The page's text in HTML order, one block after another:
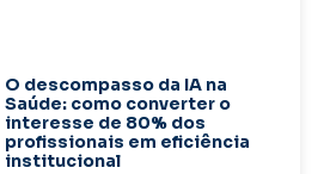
O descompasso da IA na
Saúde: como converter o
interesse de 80% dos
profissionais em eficiência
institucional